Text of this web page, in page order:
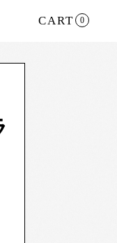
CART 0